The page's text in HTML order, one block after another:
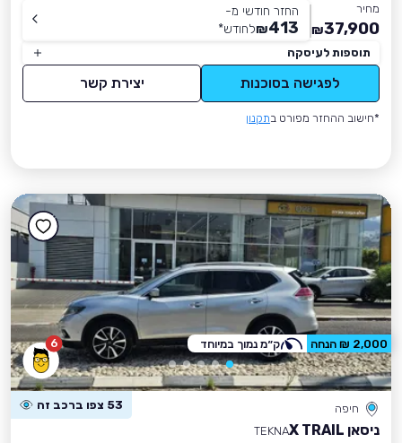
מחיר
37,900
₪
החזר חודשי מ-
413
₪לחודש*
תוספות לעיסקה
לפגישה בסוכנות יצירת קשר
*חישוב ההחזר מפורט בתקנון
6
חיפה 53 צפו ברכב זה
ניסאן X TRAIL
TEKNA
2,000 ₪ הנחה ק״מ נמוך במיוחד